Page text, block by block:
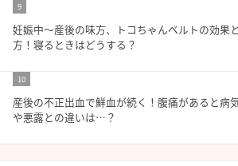
9
妊娠中～産後の味方、トコちゃんベルトの効果
方！寝るときはどうする？
10
産後の不正出血で鮮血が続く！腹痛があると病
や悪露との違いは…？